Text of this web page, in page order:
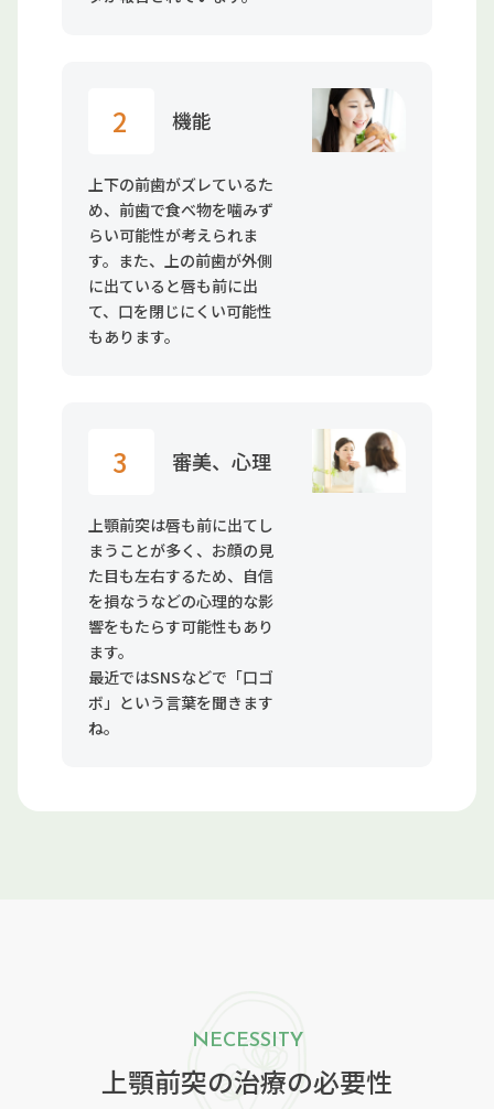
2 機能
上下の前歯がズレているた
め、前歯で食べ物を噛みず
らい可能性が考えられま
す。また、上の前歯が外側
に出ていると唇も前に出
て、口を閉じにくい可能性
もあります。
3 審美、心理
上顎前突は唇も前に出てし
まうことが多く、お顔の見
た目も左右するため、自信
を損なうなどの心理的な影
響をもたらす可能性もあり
ます。
最近ではSNSなどで「口ゴ
ボ」という言葉を聞きます
ね。
NECESSITY
上顎前突の治療の必要性